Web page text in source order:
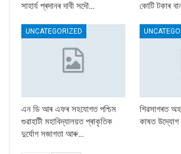
সাহাৰ্য প্ৰদানৰ দাবী সদৌ…
কোটি টকাৰ
UNCATEGORIZED
এন ডি আৰ এফৰ সহযোগত পশ্চিম
গুৱাহাটী মহাবিদ্যালয়ত প্ৰাকৃতিক
দুৰ্যোগ সজাগতা আৰু…
শিৱসাগৰত
কাষত উদ্যোগ